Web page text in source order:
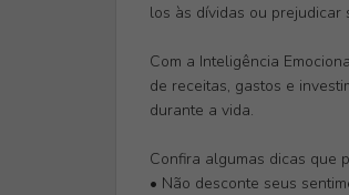
los às dívidas ou prejudicar
Com a Inteligência
de receitas, gastos e
durante a vida.
Confira algumas dicas que
• Não desconte seus